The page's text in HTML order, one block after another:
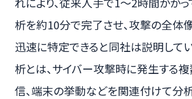
析を約10分で完了させ、攻撃の全体
迅速に特定できると同社は説明して
析とは、サイバー攻撃時に発生する
信、端末の挙動などを関連付けて分